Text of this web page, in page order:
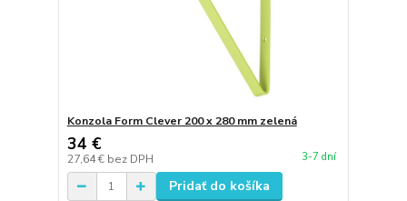
Konzola Form Clever 200 x 280 mm zelená
34 €
27,64 € bez DPH 3-7 dní
Pridať do košíka